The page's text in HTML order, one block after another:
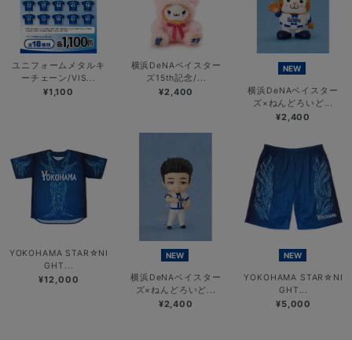
ユニフォームメタルキ
ーチェーン/VIS...
¥1,100
横浜DeNAベイスター
ズ15th記念/...
¥2,400
NEW
横浜DeNAベイスター
ズ×ねんどろいど...
¥2,400
YOKOHAMA STAR☆NI
GHT...
¥12,000
NEW
横浜DeNAベイスター
ズ×ねんどろいど...
¥2,400
NEW
YOKOHAMA STAR☆NI
GHT...
¥5,000